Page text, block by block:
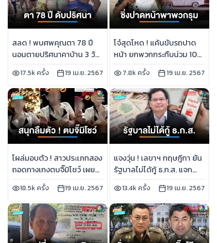
สลด ! พบศพคุณตา 78 ปี
นอนตายปริศนาคาบ้าน 3 วัน
แถม จยย.หาย | เช้านี้ที่
หมอชิต
17.5k ครั้ง 19 เม.ย. 2567
โจ๋สุดโหด ! แค้นขับรถปาด
หน้า ยกพวกกระทืบน่วม 10
รุม 1 | เช้านี้ที่หมอชิต
7.8k ครั้ง 19 เม.ย. 2567
โผล่มอบตัว ! สาวประเภทสอง
ถอดกางเกงตบจิ๊มิโชว์ เผย
สนุกจนลืมตัว | เช้านี้ที่
หมอชิต
18.5k ครั้ง 19 เม.ย. 2567
แจงวุ่น ! เลขาฯ กฤษฎีกา ยัน
รัฐบาลไม่ได้กู้ ธ.ก.ส. แจก
ดิจิทัลวอลเล็ต | เช้านี้ที่
หมอชิต
13.4k ครั้ง 19 เม.ย. 2567